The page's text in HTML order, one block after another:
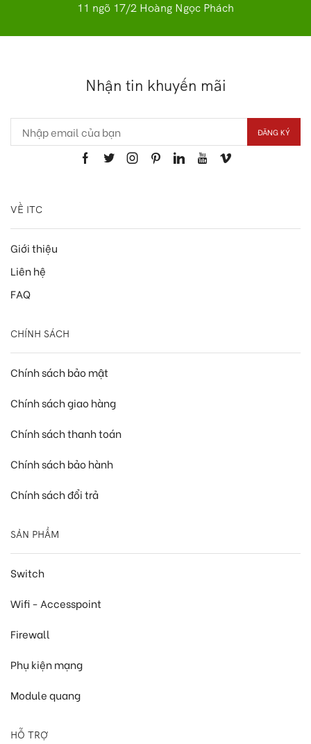
11 ngõ 17/2 Hoàng Ngọc Phách
Nhận tin khuyến mãi
VỀ ITC
Giới thiệu
Liên hệ
FAQ
CHÍNH SÁCH
Chính sách bảo mật
Chính sách giao hàng
Chính sách thanh toán
Chính sách bảo hành
Chính sách đổi trả
SẢN PHẨM
Switch
Wifi - Accesspoint
Firewall
Phụ kiện mạng
Module quang
HỖ TRỢ